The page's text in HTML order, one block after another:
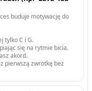
buduje motywację do
tylko C i G.
się na rytmie bicia.
akord.
pierwszą zwrotkę bez